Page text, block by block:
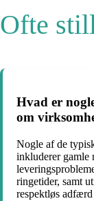
Ofte
Hvad er
om
Nogle af de
inkluderer gamle
ringetider, samt
respektløs